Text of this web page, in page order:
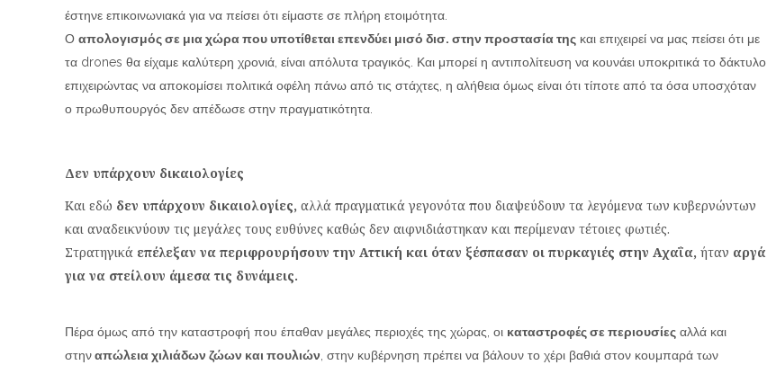
έστηνε επικοινωνιακά για να πείσει ότι είμαστε σε πλήρη ετοιμότητα.
Ο απολογισμός σε μια χώρα που υποτίθεται επενδύει μισό δισ. στην προστασία της και επιχειρεί να μας πείσει ότι με
τα drones θα είχαμε καλύτερη χρονιά, είναι απόλυτα τραγικός. Και μπορεί η αντιπολίτευση να κουνάει υποκριτικά το δάκτυλο
επιχειρώντας να αποκομίσει πολιτικά οφέλη πάνω από τις στάχτες, η αλήθεια όμως είναι ότι τίποτε από τα όσα υποσχόταν
ο πρωθυπουργός δεν απέδωσε στην πραγματικότητα.
Δεν υπάρχουν δικαιολογίες
Και εδώ δεν υπάρχουν δικαιολογίες, αλλά πραγματικά γεγονότα που διαψεύδουν τα λεγόμενα των κυβερνώντων
και αναδεικνύουν τις μεγάλες τους ευθύνες καθώς δεν αιφνιδιάστηκαν και περίμεναν τέτοιες φωτιές.
Στρατηγικά επέλεξαν να περιφρουρήσουν την Αττική και όταν ξέσπασαν οι πυρκαγιές στην Αχαΐα, ήταν αργά
για να στείλουν άμεσα τις δυνάμεις.
Πέρα όμως από την καταστροφή που έπαθαν μεγάλες περιοχές της χώρας, οι καταστροφές σε περιουσίες αλλά και
στηναπώλεια χιλιάδων ζώων και πουλιών , στην κυβέρνηση πρέπει να βάλουν το χέρι βαθιά στον κουμπαρά των